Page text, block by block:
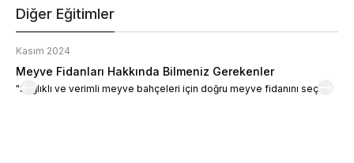
Diğer Eğitimler
Kasım 2024
Meyve Fidanları Hakkında Bilmeniz Gerekenler
"Sağlıklı ve verimli meyve bahçeleri için doğru meyve fidanını seçin."